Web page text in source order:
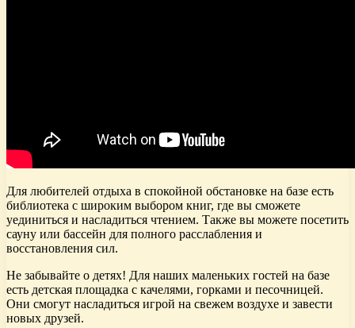
Для любителей отдыха в спокойной обстановке на базе есть
библиотека с широким выбором книг, где вы сможете
уединиться и насладиться чтением. Также вы можете посетить
сауну или бассейн для полного расслабления и
восстановления сил.
Не забывайте о детях! Для наших маленьких гостей на базе
есть детская площадка с качелями, горками и песочницей.
Они смогут насладиться игрой на свежем воздухе и завести
новых друзей.